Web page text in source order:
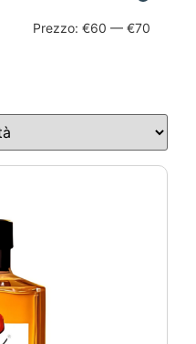
Prezzo: €60 — €70